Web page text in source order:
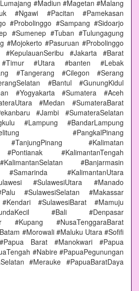
#Madiun #Magetan #Malang
#Ngawi #Pacitan #Pamekasan
#Probolinggo #Sampang #Sidoarjo
#Sumenep #Tuban #Tulungagung
#Mojokerto #Pasuruan #Probolinggo
#KepulauanSeribu #Jakarta #Barat
#Utara #banten #Lebak
#Tangerang #Cilegon #Serang
#Bantul #GunungKidul
#Yogyakarta #Sumatera #Aceh
#Medan #SumateraBarat
#Jambi #SumateraSelatan
#Lampung #BandarLampung
#PangkalPinang
#TanjungPinang #Kalimatan
#KalimantanTengah
#Banjarmasin
#Samarinda #KalimantanUtara
#SulawesiUtara #Manado
#SulawesiSelatan #Makassar
#SulawesiBarat #Mamuju
#Bali #Denpasar
#Kupang #NusaTenggaraBarat
#Morowali #Maluku Utara #Sofifi
Barat #Manokwari #Papua
#Nabire #PapuaPegunungan
#Merauke #PapuaBaratDaya